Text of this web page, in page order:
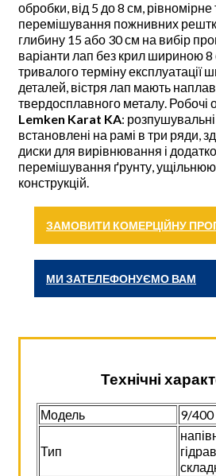
обробки, від 5 до 8 см, рівномірне
перемішування пожнивних
глибину 15 або 30 см на вибір
варіанти лап без крил шириною 8
тривалого терміну експлуатації
деталей, вістря лап мають
твердосплавного металу. Робочі
Lemken Karat KA:
встановлені на рамі в три ряди,
диски для вирівнювання і
перемішування ґрунту,
конструкцій.
ЗАМОВИТИ КОМЕРЦІЙНУ
МИ ЗАТЕЛЕФОНУЄМО ВАМ
Технічні
Модель 9/400
Тип